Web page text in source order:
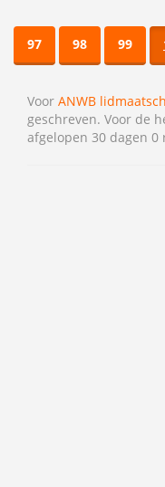
97 98 99
Voor ANWB
geschreven. Voor de
afgelopen 30 dagen 0